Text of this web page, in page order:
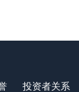
投资者关系